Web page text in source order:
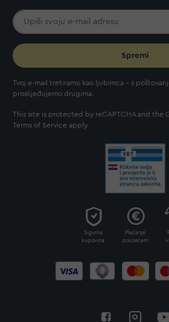
Spremi
Tvoj e-mail tretiramo kao ljubimca - s
proslijeđujemo drugima.
This site is protected by reCAPTCHA and the
Terms of Service apply.
Sigurna
kupovina
Plaćanje
pouzećem